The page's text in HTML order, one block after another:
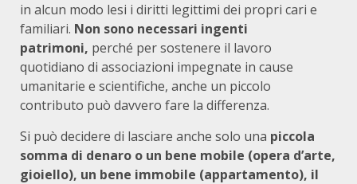
in alcun modo lesi i diritti legittimi dei propri cari e
familiari. Non sono necessari ingenti
patrimoni, perché per sostenere il lavoro
quotidiano di associazioni impegnate in cause
umanitarie e scientifiche, anche un piccolo
contributo può davvero fare la differenza.
Si può decidere di lasciare anche solo una piccola
somma di denaro o un bene mobile (opera d’arte,
gioiello), un bene immobile (appartamento), il